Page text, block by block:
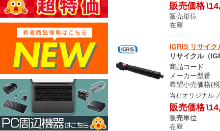
販売価格
販売単
在庫
IGRIS リサイ
リサイクル（
商品コード
メーカー型
希望小売価格(
当社オリジナル
販売価格
販売単
在庫